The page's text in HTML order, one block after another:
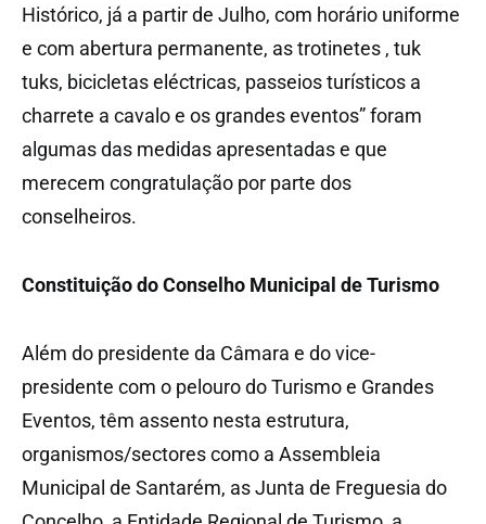
Histórico, já a partir de Julho, com horário uniforme
e com abertura permanente, as trotinetes , tuk
tuks, bicicletas eléctricas, passeios turísticos a
charrete a cavalo e os grandes eventos” foram
algumas das medidas apresentadas e que
merecem congratulação por parte dos
conselheiros.
Constituição do Conselho Municipal de Turismo
Além do presidente da Câmara e do vice-
presidente com o pelouro do Turismo e Grandes
Eventos, têm assento nesta estrutura,
organismos/sectores como a Assembleia
Municipal de Santarém, as Junta de Freguesia do